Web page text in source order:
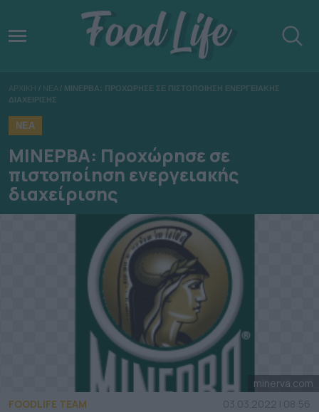
ΑΡΧΙΚΗ / ΝΕΑ / ΜΙΝΕΡΒΑ: ΠΡΟΧΩΡΗΣΕ ΣΕ ΠΙΣΤΟΠΟΙΗΣΗ ΕΝΕΡΓΕΙΑΚΗΣ
ΔΙΑΧΕΙΡΙΣΗΣ
ΝΕΑ
ΜΙΝΕΡΒΑ: Προχώρησε σε
πιστοποίηση ενεργειακής
διαχείρισης
minerva.com
FOODLIFE TEAM
03.03.2022 | 08:56